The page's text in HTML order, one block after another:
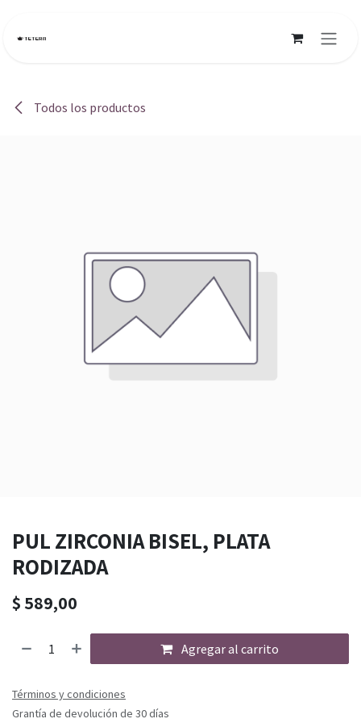
Todos los productos
PUL ZIRCONIA BISEL, PLATA
RODIZADA
$ 589,00
Agregar al carrito
Términos y condiciones
Grantía de devolución de 30 días